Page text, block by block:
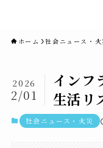
ホーム 社会ニュース・火
インフ
生活リ
2026
2/01
社会ニュース・火災